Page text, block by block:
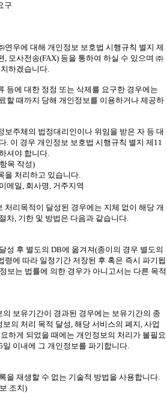
구
우에 대해 개인정보 보호법 시행규칙 별지 제
, 모사전송(FAX) 등을 통하여 하실 수 있으며 ㈜
하겠습니다.
등에 대한 정정 또는 삭제를 요구한 경우에는
할 때까지 당해 개인정보를 이용하거나 제공하
주체의 법정대리인이나 위임을 받은 자 등 대
. 이 경우 개인정보 보호법 시행규칙 별지 제11
셔야 합니다.
목 작성)
을 처리하고 있습니다.
메일, 회사명, 거주지역
처리목적이 달성된 경우에는 지체 없이 해당 개
차, 기한 및 방법은 다음과 같습니다.
성 후 별도의 DB에 옮겨져(종이의 경우 별도의
령에 따라 일정기간 저장된 후 혹은 즉시 파기됩
보는 법률에 의한 경우가 아니고서는 다른 목적
보유기간이 경과된 경우에는 보유기간의 종
의 처리 목적 달성, 해당 서비스의 폐지, 사업
하게 되었을 때에는 개인정보의 처리가 불필요
이내에 그 개인정보를 파기합니다.
을 재생할 수 없는 기술적 방법을 사용합니다.
조치)